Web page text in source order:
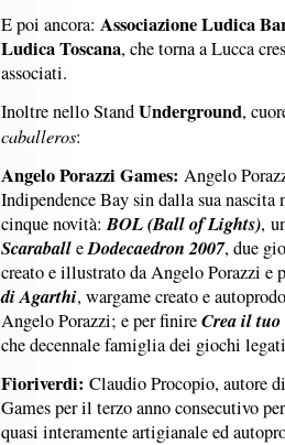
E poi ancora: Associazione Ludica
Ludica Toscana, che torna a Lucca
associati.
Inoltre nello StandUnderground,
caballeros:
Angelo Porazzi Games: Angelo
Indipendence Bay sin dalla sua nascita
cinque novità:BOL (Ball of Lights),
ScaraballeDodecaedron 2007, due
creato e illustrato da Angelo Porazzi e
di Agarthi, wargame creato e
Angelo Porazzi; e per finireCrea il tuo
che decennale famiglia dei giochi
Fioriverdi: Claudio Procopio, autore
Games per il terzo anno consecutivo
quasi interamente artigianale ed